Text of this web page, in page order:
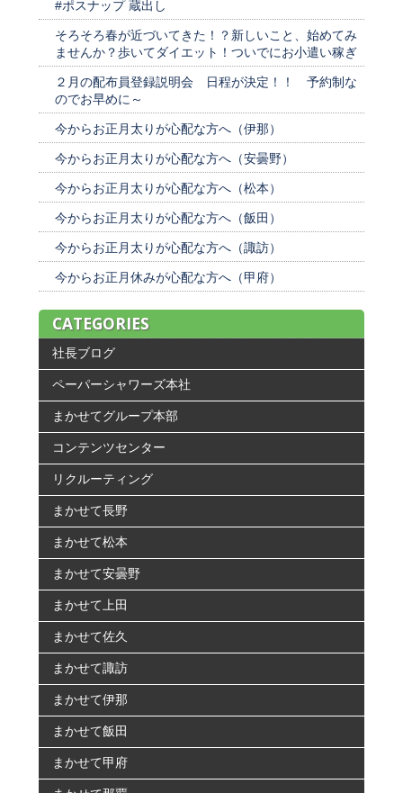
#ポスナップ 蔵出し
そろそろ春が近づいてきた！？新しいこと、始めてみ
ませんか？歩いてダイエット！ついでにお小遣い稼ぎ
２月の配布員登録説明会 日程が決定！！ 予約制な
のでお早めに～
今からお正月太りが心配な方へ（伊那）
今からお正月太りが心配な方へ（安曇野）
今からお正月太りが心配な方へ（松本）
今からお正月太りが心配な方へ（飯田）
今からお正月太りが心配な方へ（諏訪）
今からお正月休みが心配な方へ（甲府）
CATEGORIES
社長ブログ
ペーパーシャワーズ本社
まかせてグループ本部
コンテンツセンター
リクルーティング
まかせて長野
まかせて松本
まかせて安曇野
まかせて上田
まかせて佐久
まかせて諏訪
まかせて伊那
まかせて飯田
まかせて甲府